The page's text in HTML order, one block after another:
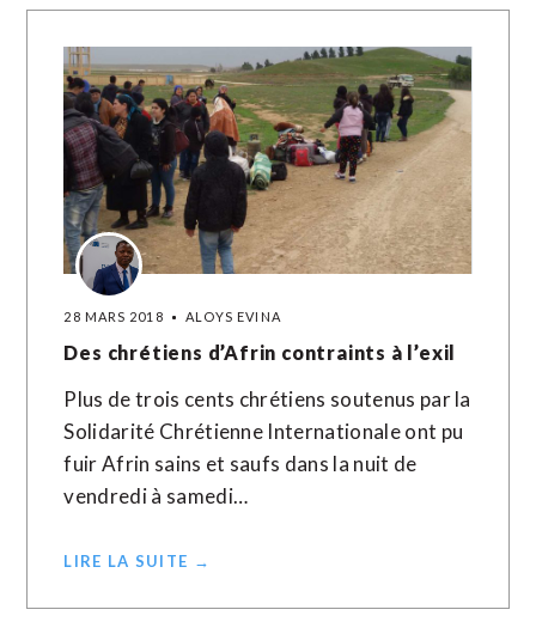
28 MARS 2018 ALOYS EVINA
Des chrétiens d’Afrin contraints à l’exil
Plus de trois cents chrétiens soutenus par la
Solidarité Chrétienne Internationale ont pu
fuir Afrin sains et saufs dans la nuit de
vendredi à samedi…
LIRE LA SUITE →